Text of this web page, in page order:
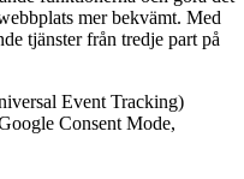
mer bekvämt. Med
tjänster från tredje part på
Event Tracking)
Consent Mode,